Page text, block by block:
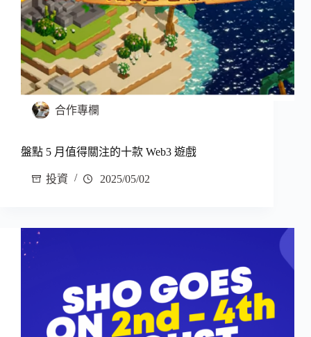
合作專欄
盤點 5 月值得關注的十款 Web3 遊戲
投資 2025/05/02